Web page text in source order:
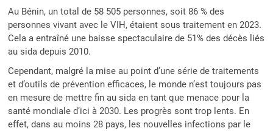
Au Bénin, un total de 58 505 personnes, soit 86 % des
personnes vivant avec le VIH, étaient sous traitement en 2023.
Cela a entraîné une baisse spectaculaire de 51% des décès liés
au sida depuis 2010.
Cependant, malgré la mise au point d’une série de traitements
et d’outils de prévention efficaces, le monde n’est toujours pas
en mesure de mettre fin au sida en tant que menace pour la
santé mondiale d’ici à 2030. Les progrès sont trop lents. En
effet, dans au moins 28 pays, les nouvelles infections par le